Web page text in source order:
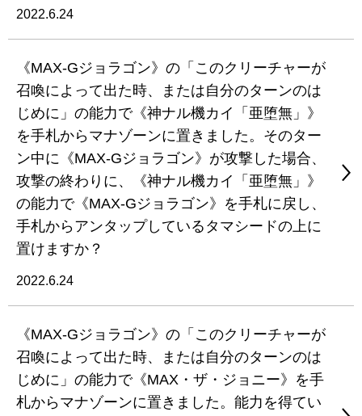
2022.6.24
《MAX-Gジョラゴン》の「このクリーチャーが
召喚によって出た時、または自分のターンのは
じめに」の能力で《神ナル機カイ「亜堕無」》
を手札からマナゾーンに置きました。そのター
ン中に《MAX-Gジョラゴン》が攻撃した場合、
攻撃の終わりに、《神ナル機カイ「亜堕無」》
の能力で《MAX-Gジョラゴン》を手札に戻し、
手札からアンタップしているタマシードの上に
置けますか？
2022.6.24
《MAX-Gジョラゴン》の「このクリーチャーが
召喚によって出た時、または自分のターンのは
じめに」の能力で《MAX・ザ・ジョニー》を手
札からマナゾーンに置きました。能力を得てい